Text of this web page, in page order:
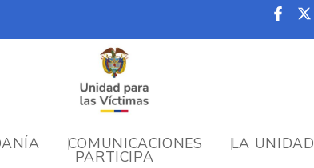
COMUNICACIONES LA UNIDAD
PARTICIPA